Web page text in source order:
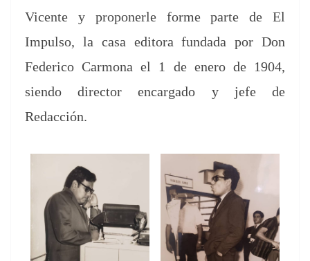
Vicente y pro­pon­er­le forme parte de El
Impul­so, la casa edi­to­ra fun­da­da por Don
Fed­eri­co Car­mona el 1 de enero de 1904,
sien­do direc­tor encar­ga­do y jefe de
Redacción.